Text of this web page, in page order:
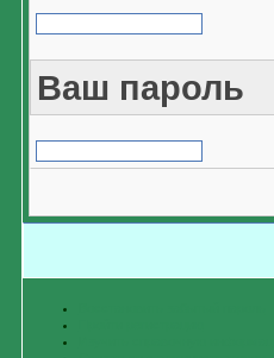
Ваш пароль